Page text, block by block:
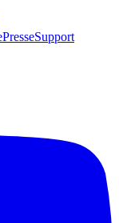
PresseSupport